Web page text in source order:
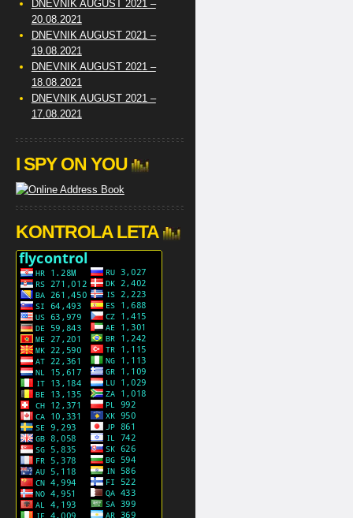
DNEVNIK AUGUST 2021 –
20.08.2021
DNEVNIK AUGUST 2021 –
19.08.2021
DNEVNIK AUGUST 2021 –
18.08.2021
DNEVNIK AUGUST 2021 –
17.08.2021
I SPY ON YOU
KONTROLA LETA